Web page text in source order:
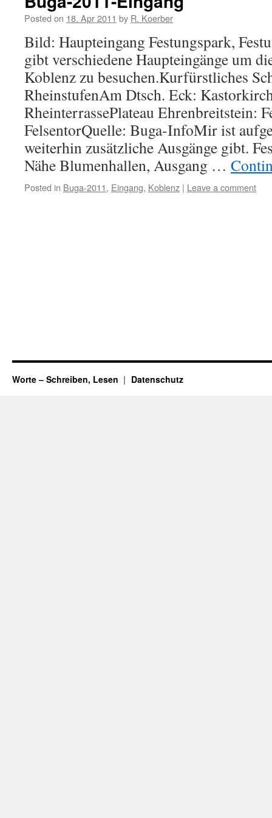
Posted on 18. Apr 2011 by R. Koerber
Bild: Haupteingang Festungspark,
gibt verschiedene Haupteingänge um
Koblenz zu besuchen.Kurfürstliches
RheinstufenAm Dtsch. Eck:
RheinterrassePlateau Ehrenbreitstein:
FelsentorQuelle: Buga-InfoMir ist
weiterhin zusätzliche Ausgänge gibt.
Nähe Blumenhallen, Ausgang …
Posted in Buga-2011, Eingang, Koblenz | Leave a comment
Worte – Schreiben, Lesen Datenschutz